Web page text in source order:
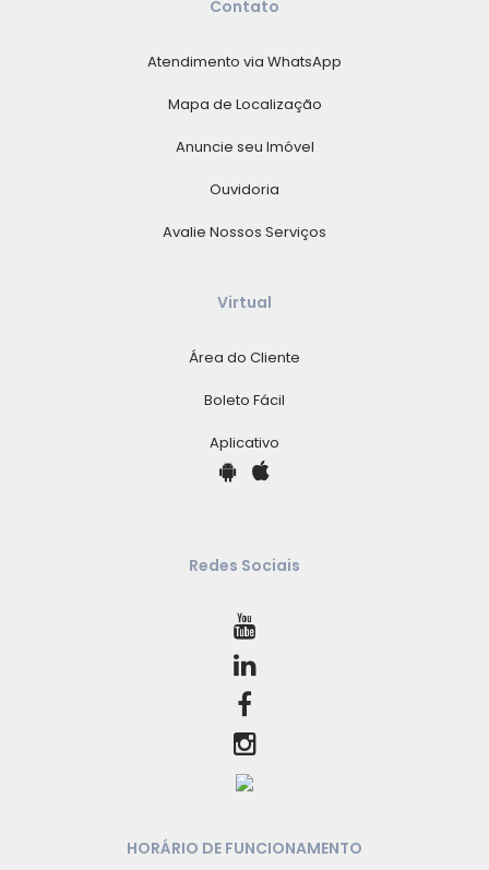
Contato
Atendimento via WhatsApp
Mapa de Localização
Anuncie seu Imóvel
Ouvidoria
Avalie Nossos Serviços
Virtual
Área do Cliente
Boleto Fácil
Aplicativo
Redes Sociais
HORÁRIO DE FUNCIONAMENTO